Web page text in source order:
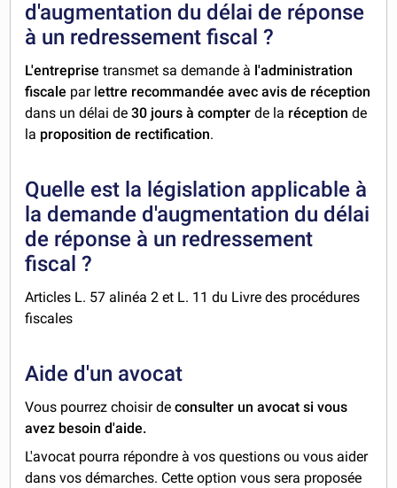
d'augmentation du délai de réponse
à un redressement fiscal ?
L'entreprise transmet sa demande à l'administration
fiscale par lettre recommandée avec avis de réception
dans un délai de30 jours à compterde la réceptionde
la proposition de rectification.
Quelle est la législation applicable à
la demande d'augmentation du délai
de réponse à un redressement
fiscal ?
Articles L. 57 alinéa 2 et L. 11 du Livre des procédures
fiscales
Aide d'un avocat
Vous pourrez choisir deconsulter un avocat si vous
avez besoin d'aide.
L'avocat pourra répondre à vos questions ou vous aider
dans vos démarches. Cette option vous sera proposée